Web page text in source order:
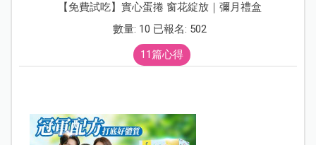
【免費試吃】實心蛋捲 窗花綻放｜彌月禮盒
數量: 10 已報名: 502
11篇心得